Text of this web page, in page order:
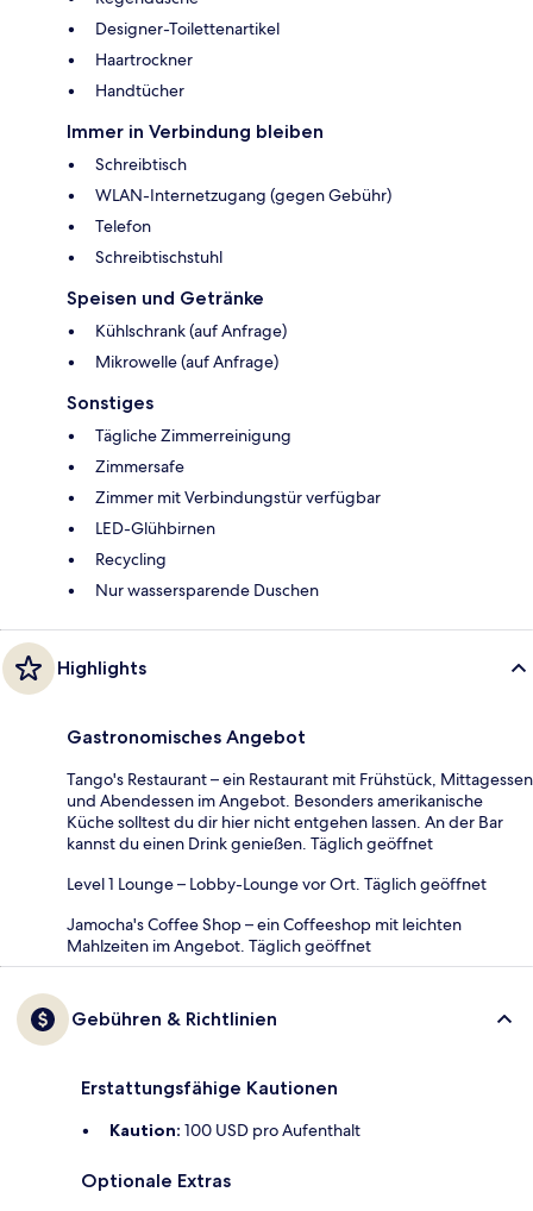
Designer-Toilettenartikel
Haartrockner
Handtücher
Immer in Verbindung bleiben
Schreibtisch
WLAN-Internetzugang (gegen Gebühr)
Telefon
Schreibtischstuhl
Speisen und Getränke
Kühlschrank (auf Anfrage)
Mikrowelle (auf Anfrage)
Sonstiges
Tägliche Zimmerreinigung
Zimmersafe
Zimmer mit Verbindungstür verfügbar
LED-Glühbirnen
Recycling
Nur wassersparende Duschen
Highlights
Gastronomisches Angebot
Tango's Restaurant – ein Restaurant mit Frühstück, Mittagessen
und Abendessen im Angebot. Besonders amerikanische
Küche solltest du dir hier nicht entgehen lassen. An der Bar
kannst du einen Drink genießen. Täglich geöffnet
Level 1 Lounge – Lobby-Lounge vor Ort. Täglich geöffnet
Jamocha's Coffee Shop – ein Coffeeshop mit leichten
Mahlzeiten im Angebot. Täglich geöffnet
Gebühren & Richtlinien
Erstattungsfähige Kautionen
Kaution: 100 USD pro Aufenthalt
Optionale Extras